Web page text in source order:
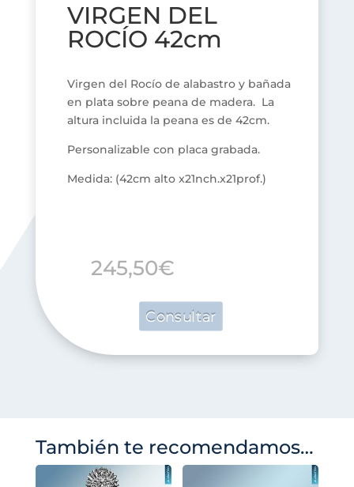
VIRGEN DEL
ROCÍO 42cm
Virgen del Rocío de alabastro y bañada
en plata sobre peana de madera. La
altura incluida la peana es de 42cm.
Personalizable con placa grabada.
Medida: (42cm alto x21nch.x21prof.)
245,50€
Consultar
También te recomendamos…